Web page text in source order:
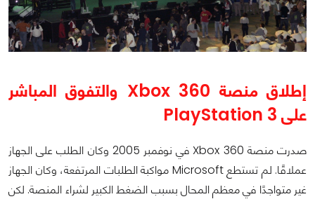
إطلاق منصة Xbox 360 والتفوق المباشر
على PlayStation 3
صدرت منصة Xbox 360 في نوفمبر 2005 وكان الطلب على الجهاز
عملاقًا. لم تستطع Microsoft مواكبة الطلبات المرتفعة، وكان الجهاز
غير متواجدًا في معظم المحال بسبب الضغط الكبير لشراء المنصة. لكن